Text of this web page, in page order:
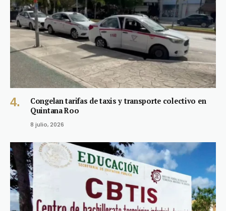
Congelan tarifas de taxis y transporte colectivo en
Quintana Roo
8 julio, 2026